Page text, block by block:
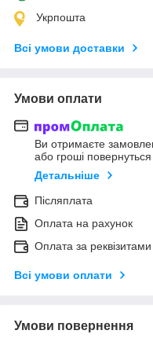
Укрпошта
Всі умови доставки
Умови оплати
Ви отримаєте
або гроші
Детальніше
Післяплата
Оплата на рахунок
Оплата за реквізитами
Всі умови оплати
Умови повернення